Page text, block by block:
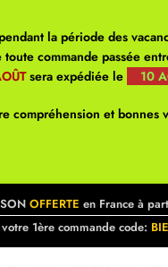
la période des
commande passée
sera expédiée le 10
compréhension et bonnes
OFFERTE en France à
1ère commande code: